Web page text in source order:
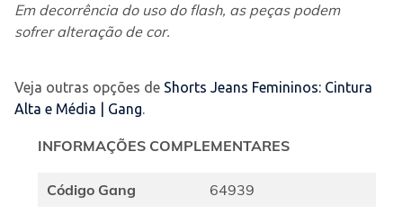
Em decorrência do uso do flash, as peças podem
sofrer alteração de cor.
Veja outras opções de Shorts Jeans Femininos: Cintura
Alta e Média | Gang.
INFORMAÇÕES COMPLEMENTARES
Código Gang
64939